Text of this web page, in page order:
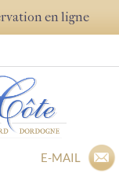
en ligne
E-MAIL